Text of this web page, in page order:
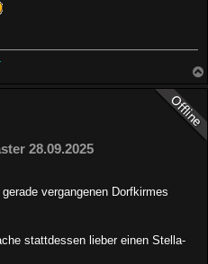
28.09.2025
vergangenen Dorfkirmes
stattdessen lieber einen Stella-